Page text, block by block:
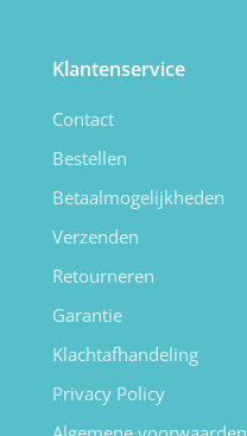
Klantenservice
Contact
Bestellen
Betaalmogelijkheden
Verzenden
Retourneren
Garantie
Klachtafhandeling
Privacy Policy